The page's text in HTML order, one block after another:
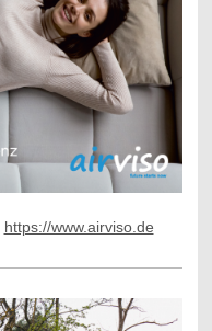
https://www.airviso.de